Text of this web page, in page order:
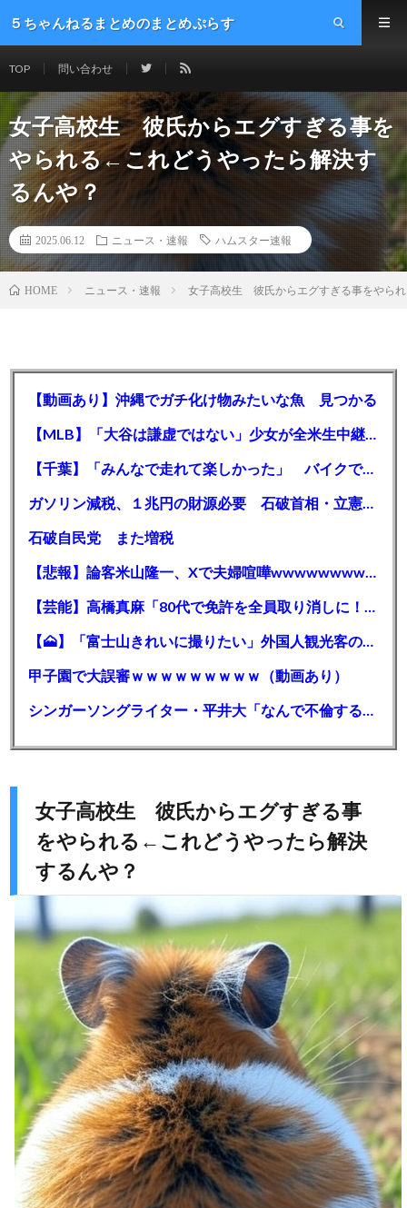
５ちゃんねるまとめのまとめぷらす
TOP 問い合わせ
女子高校生 彼氏からエグすぎる事を
やられる←これどうやったら解決す
るんや？
2025.06.12 ニュース・速報 ハムスター速報
HOME ニュース・速報 女子高校生 彼氏からエグすぎる事をやら
【動画あり】沖縄でガチ化け物みたいな魚 見つかる
【MLB】「大谷は謙虚ではない」少女が全米生中継で突然の大谷翔平批判 サイン無視された過去明かす
【千葉】「みんなで走れて楽しかった」 バイクでバースデー集団暴走 男女５７人を書類送検 SNSで参加者募る
ガソリン減税、１兆円の財源必要 石破首相・立憲野田氏「財源は死に物狂いで確保しなければならない」「本当に死に物狂いで」
石破自民党 また増税
【悲報】論客米山隆一、Xで夫婦喧嘩wwwwwwwwwwww
【芸能】高橋真麻「80代で免許を全員取り消しに！」 高齢ドライバーの事故問題で、高齢者の運転免許取り消し法を提案
【🗻】「富士山きれいに撮りたい」外国人観光客のレンタカー事故が急増…「ハンドルが逆で慣れず」、道の狭さも
甲子園で大誤審ｗｗｗｗｗｗｗｗｗ（動画あり）
シンガーソングライター・平井大「なんで不倫するか知ってる？妥協で結婚するからさ。」←浅すぎると大炎上
女子高校生 彼氏からエグすぎる事
をやられる←これどうやったら解決
するんや？